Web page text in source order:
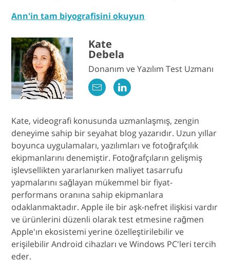
Ann'in tam biyografisini okuyun
Kate
Debela
Donanım ve Yazılım Test Uzmanı
Kate, videografi konusunda uzmanlaşmış, zengin
deneyime sahip bir seyahat blog yazarıdır. Uzun yıllar
boyunca uygulamaları, yazılımları ve fotoğrafçılık
ekipmanlarını denemiştir. Fotoğrafçıların gelişmiş
işlevsellikten yararlanırken maliyet tasarrufu
yapmalarını sağlayan mükemmel bir fiyat-
performans oranına sahip ekipmanlara
odaklanmaktadır. Apple ile bir aşk-nefret ilişkisi vardır
ve ürünlerini düzenli olarak test etmesine rağmen
Apple'ın ekosistemi yerine özelleştirilebilir ve
erişilebilir Android cihazları ve Windows PC'leri tercih
eder.